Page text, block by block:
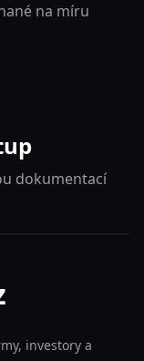
na míru
dokumentací
investory a